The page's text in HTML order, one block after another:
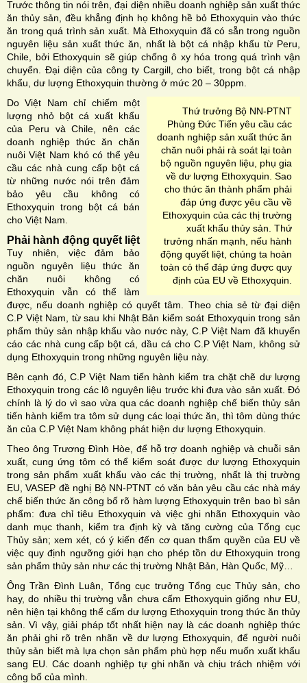
Trước thông tin nói trên, đại diện nhiều doanh nghiệp sản xuất thức
ăn thủy sản, đều khẳng định họ không hề bỏ Ethoxyquin vào thức
ăn trong quá trình sản xuất. Mà Ethoxyquin đã có sẵn trong nguồn
nguyên liệu sản xuất thức ăn, nhất là bột cá nhập khẩu từ Peru,
Chile, bởi Ethoxyquin sẽ giúp chống ô xy hóa trong quá trình vận
chuyển. Đại diện của công ty Cargill, cho biết, trong bột cá nhập
khẩu, dư lượng Ethoxyquin thường ở mức 20 – 30ppm.
Thứ trưởng Bộ NN-PTNT
Phùng Đức Tiến yêu cầu các
doanh nghiệp sản xuất thức ăn
chăn nuôi phải rà soát lại toàn
bộ nguồn nguyên liệu, phụ gia
về dư lượng Ethoxyquin. Sao
cho thức ăn thành phẩm phải
đáp ứng được yêu cầu về
Ethoxyquin của các thị trường
xuất khẩu thủy sản. Thứ
trưởng nhấn mạnh, nếu hành
động quyết liệt, chúng ta hoàn
toàn có thể đáp ứng được quy
định của EU về Ethoxyquin.
Do Việt Nam chỉ chiếm một
lượng nhỏ bột cá xuất khẩu
của Peru và Chile, nên các
doanh nghiệp thức ăn chăn
nuôi Việt Nam khó có thể yêu
cầu các nhà cung cấp bột cá
từ những nước nói trên đảm
bảo yêu cầu không có
Ethoxyquin trong bột cá bán
cho Việt Nam.
Phải hành động quyết liệt
Tuy nhiên, việc đảm bảo
nguồn nguyên liệu thức ăn
chăn nuôi không có
Ethoxyquin vẫn có thể làm
được, nếu doanh nghiệp có quyết tâm. Theo chia sẻ từ đại diện
C.P Việt Nam, từ sau khi Nhật Bản kiểm soát Ethoxyquin trong sản
phẩm thủy sản nhập khẩu vào nước này, C.P Việt Nam đã khuyến
cáo các nhà cung cấp bột cá, dầu cá cho C.P Việt Nam, không sử
dụng Ethoxyquin trong những nguyên liệu này.
Bên cạnh đó, C.P Việt Nam tiến hành kiểm tra chặt chẽ dư lượng
Ethoxyquin trong các lô nguyên liệu trước khi đưa vào sản xuất. Đó
chính là lý do vì sao vừa qua các doanh nghiệp chế biến thủy sản
tiến hành kiểm tra tôm sử dụng các loại thức ăn, thì tôm dùng thức
ăn của C.P Việt Nam không phát hiện dư lượng Ethoxyquin.
Theo ông Trương Đình Hòe, để hỗ trợ doanh nghiệp và chuỗi sản
xuất, cung ứng tôm có thể kiểm soát được dư lượng Ethoxyquin
trong sản phẩm xuất khẩu vào các thị trường, nhất là thị trường
EU, VASEP đề nghị Bộ NN-PTNT có văn bản yêu cầu các nhà máy
chế biến thức ăn công bố rõ hàm lượng Ethoxyquin trên bao bì sản
phẩm: đưa chỉ tiêu Ethoxyquin và việc ghi nhãn Ethoxyquin vào
danh mục thanh, kiểm tra định kỳ và tăng cường của Tổng cục
Thủy sản; xem xét, có ý kiến đến cơ quan thẩm quyền của EU về
việc quy định ngưỡng giới hạn cho phép tồn dư Ethoxyquin trong
sản phẩm thủy sản như các thị trường Nhật Bản, Hàn Quốc, Mỹ…
Ông Trần Đình Luân, Tổng cục trưởng Tổng cục Thủy sản, cho
hay, do nhiều thị trường vẫn chưa cấm Ethoxyquin giống như EU,
nên hiện tại không thể cấm dư lượng Ethoxyquin trong thức ăn thủy
sản. Vì vậy, giải pháp tốt nhất hiện nay là các doanh nghiệp thức
ăn phải ghi rõ trên nhãn về dư lượng Ethoxyquin, để người nuôi
thủy sản biết mà lựa chọn sản phẩm phù hợp nếu muốn xuất khẩu
sang EU. Các doanh nghiệp tự ghi nhãn và chịu trách nhiệm với
công bố của mình.